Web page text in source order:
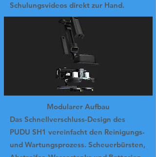
Schulungsvideos direkt zur Hand.
Modularer Aufbau
Das Schnellverschluss-Design des
PUDU SH1 vereinfacht den Reinigungs-
und Wartungsprozess. Scheuerbürsten,